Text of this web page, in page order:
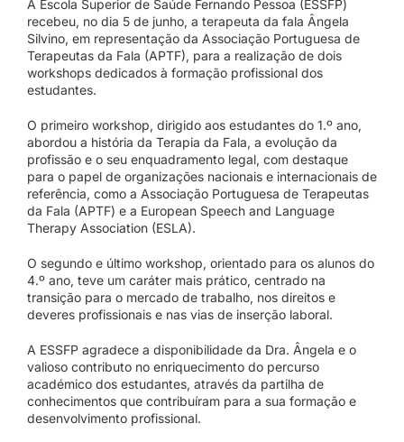
A Escola Superior de Saúde Fernando Pessoa (ESSFP)
recebeu, no dia 5 de junho, a terapeuta da fala Ângela
Silvino, em representação da Associação Portuguesa de
Terapeutas da Fala (APTF), para a realização de dois
workshops dedicados à formação profissional dos
estudantes.
O primeiro workshop, dirigido aos estudantes do 1.º ano,
abordou a história da Terapia da Fala, a evolução da
profissão e o seu enquadramento legal, com destaque
para o papel de organizações nacionais e internacionais de
referência, como a Associação Portuguesa de Terapeutas
da Fala (APTF) e a European Speech and Language
Therapy Association (ESLA).
O segundo e último workshop, orientado para os alunos do
4.º ano, teve um caráter mais prático, centrado na
transição para o mercado de trabalho, nos direitos e
deveres profissionais e nas vias de inserção laboral.
A ESSFP agradece a disponibilidade da Dra. Ângela e o
valioso contributo no enriquecimento do percurso
académico dos estudantes, através da partilha de
conhecimentos que contribuíram para a sua formação e
desenvolvimento profissional.